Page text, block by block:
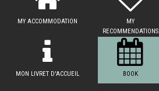
MY ACCOMMODATION
MY
RECOMMENDATIONS
MON LIVRET D'ACCUEIL BOOK